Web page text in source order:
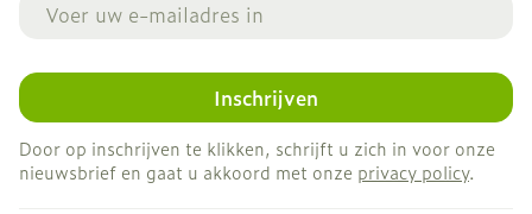
Inschrijven
Door op inschrijven te klikken, schrijft u zich in voor onze
nieuwsbrief en gaat u akkoord met onze privacy policy.